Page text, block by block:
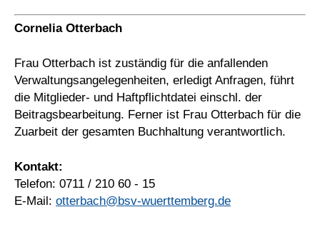
Cornelia Otterbach
Frau Otterbach ist zuständig für die anfallenden
Verwaltungsangelegenheiten, erledigt Anfragen, führt
die Mitglieder- und Haftpflichtdatei einschl. der
Beitragsbearbeitung. Ferner ist Frau Otterbach für die
Zuarbeit der gesamten Buchhaltung verantwortlich.
Kontakt:
Telefon: 0711 / 210 60 - 15
E-Mail: otterbach@bsv-wuerttemberg.de